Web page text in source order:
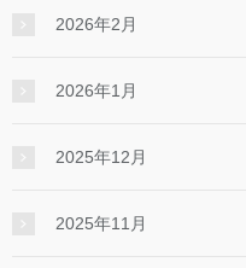
2026年2月
2026年1月
2025年12月
2025年11月